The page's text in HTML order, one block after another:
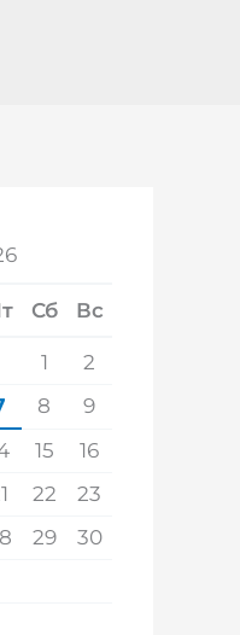
Сб Вс
1
2
8
9
15
16
22
23
29
30